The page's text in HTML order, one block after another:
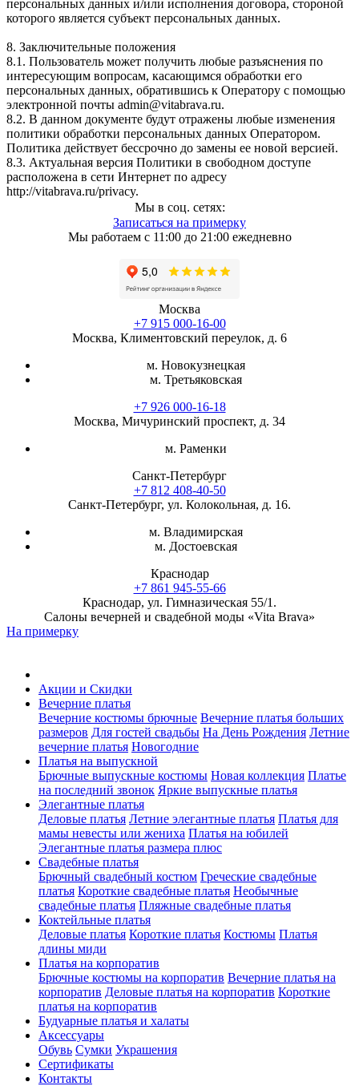
персональных данных и/или исполнения договора, стороной
которого является субъект персональных данных.
8. Заключительные положения
8.1. Пользователь может получить любые разъяснения по
интересующим вопросам, касающимся обработки его
персональных данных, обратившись к Оператору с помощью
электронной почты admin@vitabrava.ru.
8.2. В данном документе будут отражены любые изменения
политики обработки персональных данных Оператором.
Политика действует бессрочно до замены ее новой версией.
8.3. Актуальная версия Политики в свободном доступе
расположена в сети Интернет по адресу
http://vitabrava.ru/privacy.
Мы в соц. сетях:
Записаться на примерку
Мы работаем с 11:00 до 21:00 ежедневно
Москва
+7 915 000-16-00
Москва, Климентовский переулок, д. 6
м. Новокузнецкая
м. Третьяковская
+7 926 000-16-18
Москва, Мичуринский проспект, д. 34
м. Раменки
Санкт-Петербург
+7 812 408-40-50
Санкт-Петербург, ул. Колокольная, д. 16.
м. Владимирская
м. Достоевская
Краснодар
+7 861 945-55-66
Краснодар, ул. Гимназическая 55/1.
Салоны вечерней и свадебной моды «Vita Brava»
На примерку
Акции и Скидки
Вечерние платья
Вечерние костюмы брючные Вечерние платья больших
размеров Для гостей свадьбы На День Рождения Летние
вечерние платья Новогодние
Платья на выпускной
Брючные выпускные костюмы Новая коллекция Платье
на последний звонок Яркие выпускные платья
Элегантные платья
Деловые платья Летние элегантные платья Платья для
мамы невесты или жениха Платья на юбилей
Элегантные платья размера плюс
Свадебные платья
Брючный свадебный костюм Греческие свадебные
платья Короткие свадебные платья Необычные
свадебные платья Пляжные свадебные платья
Коктейльные платья
Деловые платья Короткие платья Костюмы Платья
длины миди
Платья на корпоратив
Брючные костюмы на корпоратив Вечерние платья на
корпоратив Деловые платья на корпоратив Короткие
платья на корпоратив
Будуарные платья и халаты
Аксессуары
Обувь Сумки Украшения
Сертификаты
Контакты